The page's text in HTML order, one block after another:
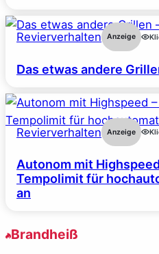
Revierverhalten Anzeige
Das etwas andere
Revierverhalten Anzeige
Autonom mit
Tempolimit für
an
Brandheiß